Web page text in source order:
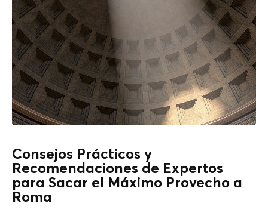
Consejos Prácticos y
Recomendaciones de Expertos
para Sacar el Máximo Provecho a
Roma